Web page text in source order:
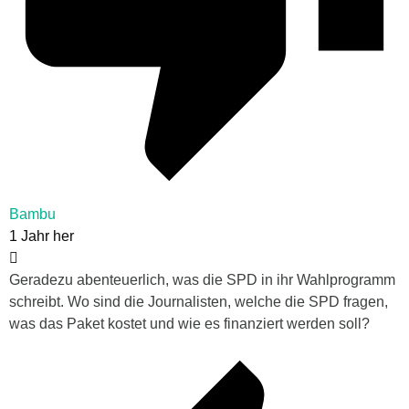
Bambu
1 Jahr her
Geradezu abenteuerlich, was die SPD in ihr Wahlprogramm
schreibt. Wo sind die Journalisten, welche die SPD fragen,
was das Paket kostet und wie es finanziert werden soll?